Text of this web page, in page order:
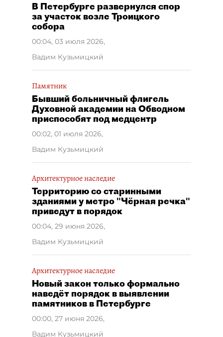
В Петербурге развернулся спор
за участок возле Троицкого
собора
00:04, 03 июля 2026,
Вадим Кузьмицкий
Памятник
Бывший больничный флигель
Духовной академии на Обводном
приспособят под медцентр
00:02, 01 июля 2026,
Вадим Кузьмицкий
Архитектурное наследие
Территорию со старинными
зданиями у метро "Чёрная речка"
приведут в порядок
00:04, 29 июня 2026,
Вадим Кузьмицкий
Архитектурное наследие
Новый закон только формально
наведёт порядок в выявлении
памятников в Петербурге
00:00, 27 июня 2026,
Вадим Кузьмицкий